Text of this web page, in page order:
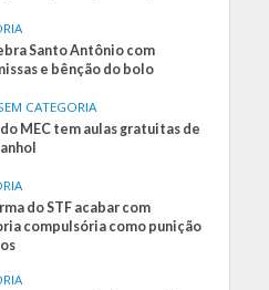
Santo Antônio com
e bênção do bolo
CATEGORIA
MEC tem aulas gratuitas de
do STF acabar com
compulsória como punição